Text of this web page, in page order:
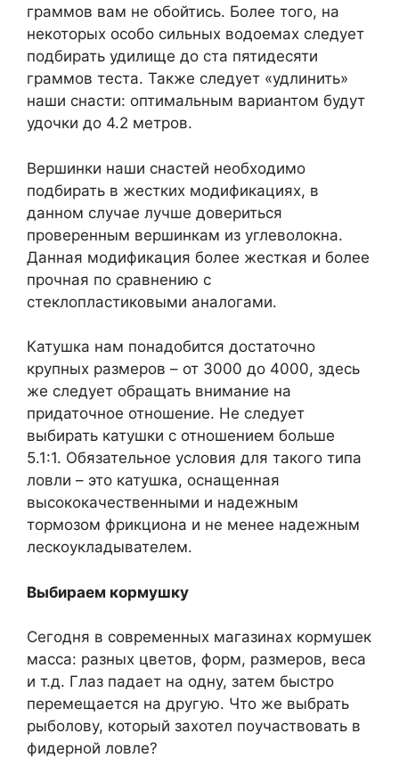
граммов вам не обойтись. Более того, на
некоторых особо сильных водоемах следует
подбирать удилище до ста пятидесяти
граммов теста. Также следует «удлинить»
наши снасти: оптимальным вариантом будут
удочки до 4.2 метров.
Вершинки наши снастей необходимо
подбирать в жестких модификациях, в
данном случае лучше довериться
проверенным вершинкам из углеволокна.
Данная модификация более жесткая и более
прочная по сравнению с
стеклопластиковыми аналогами.
Катушка нам понадобится достаточно
крупных размеров – от 3000 до 4000, здесь
же следует обращать внимание на
придаточное отношение. Не следует
выбирать катушки с отношением больше
5.1:1. Обязательное условия для такого типа
ловли – это катушка, оснащенная
высококачественными и надежным
тормозом фрикциона и не менее надежным
лескоукладывателем.
Выбираем кормушку
Сегодня в современных магазинах кормушек
масса: разных цветов, форм, размеров, веса
и т.д. Глаз падает на одну, затем быстро
перемещается на другую. Что же выбрать
рыболову, который захотел поучаствовать в
фидерной ловле?